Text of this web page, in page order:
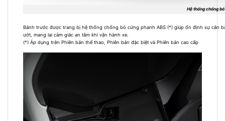
Hệ thống chống
Bánh trước được trang bị hệ thống chống bó cứng phanh ABS (*) giúp ổn định sự
ướt, mang lại cảm giác an tâm khi vận hành xe.
(*) Áp dụng trên Phiên bản thể thao, Phiên bản đặc biệt và Phiên bản cao cấp